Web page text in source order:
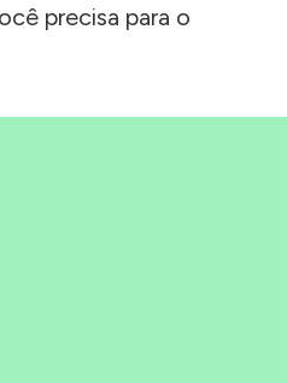
precisa para o